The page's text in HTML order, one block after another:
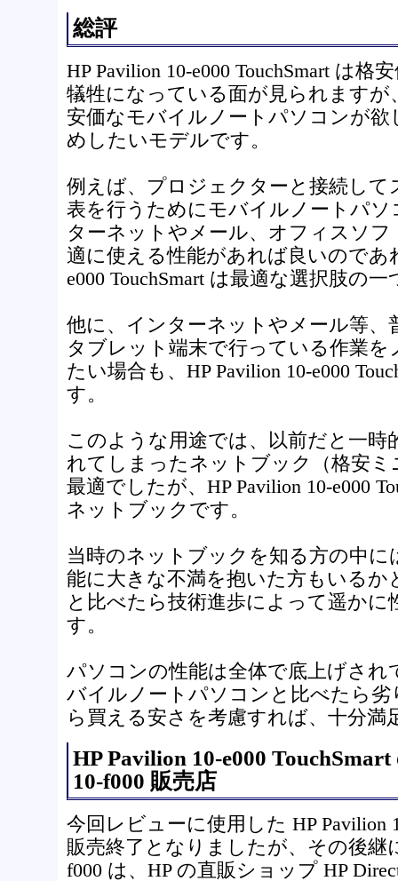
総評
HP Pavilion 10-e000 TouchSmart は格
犠牲になっている面が見られますが
安価なモバイルノートパソコンが
めしたいモデルです。
例えば、プロジェクターと接続して
表を行うためにモバイルノートパ
ターネットやメール、オフィスソ
適に使える性能があれば良いのであ
e000 TouchSmart は最適な選択肢の
他に、インターネットやメール等、
タブレット端末で行っている作業
たい場合も、HP Pavilion 10-e000
す。
このような用途では、以前だと一時
れてしまったネットブック（格安
最適でしたが、HP Pavilion 10-e000
ネットブックです。
当時のネットブックを知る方の中に
能に大きな不満を抱いた方もいるか
と比べたら技術進歩によって遥かに
す。
パソコンの性能は全体で底上げされ
バイルノートパソコンと比べたら劣
ら買える安さを考慮すれば、十分満
HP Pavilion 10-e000
10-f000 販売店
今回レビューに使用した HP Pavilion
販売終了となりましたが、その後継
f000 は、HP の直販ショップ HP